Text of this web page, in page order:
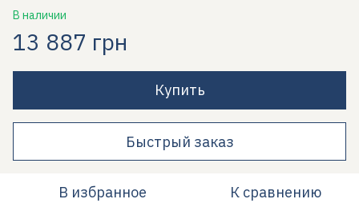
В наличии
13 887 грн
Купить
Быстрый заказ
В избранное К сравнению